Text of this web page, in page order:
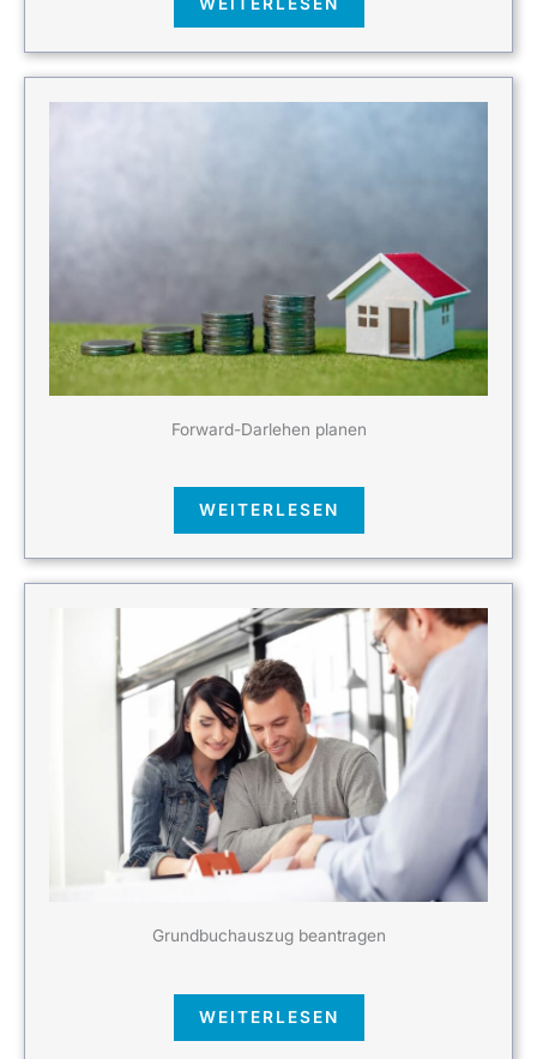
Forward-Darlehen planen
WEITERLESEN
Grundbuchauszug beantragen
WEITERLESEN